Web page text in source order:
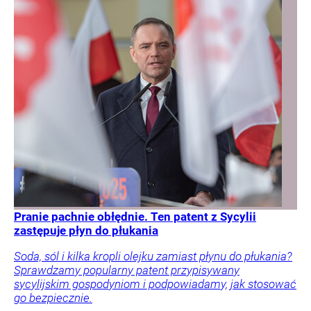
Pranie pachnie obłędnie. Ten patent z Sycylii
zastępuje płyn do płukania
Soda, sól i kilka kropli olejku zamiast płynu do płukania?
Sprawdzamy popularny patent przypisywany
sycylijskim gospodyniom i podpowiadamy, jak stosować
go bezpiecznie.